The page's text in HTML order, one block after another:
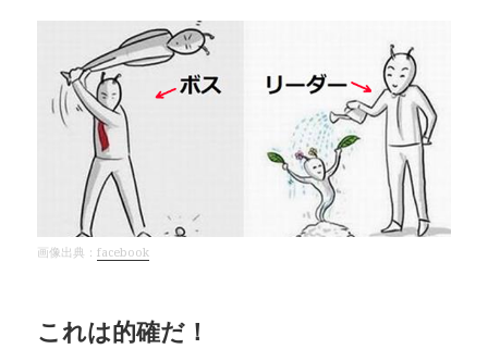
画像出典：facebook
これは的確だ！